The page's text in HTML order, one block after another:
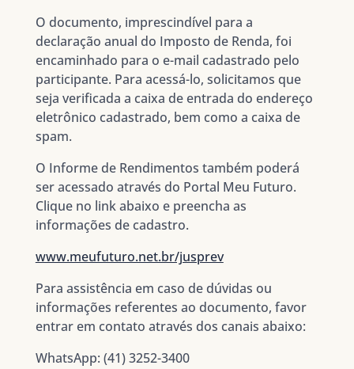
O documento, imprescindível para a
declaração anual do Imposto de Renda, foi
encaminhado para o e-mail cadastrado pelo
participante. Para acessá-lo, solicitamos que
seja verificada a caixa de entrada do endereço
eletrônico cadastrado, bem como a caixa de
spam.
O Informe de Rendimentos também poderá
ser acessado através do Portal Meu Futuro.
Clique no link abaixo e preencha as
informações de cadastro.
www.meufuturo.net.br/jusprev
Para assistência em caso de dúvidas ou
informações referentes ao documento, favor
entrar em contato através dos canais abaixo:
WhatsApp: (41) 3252-3400